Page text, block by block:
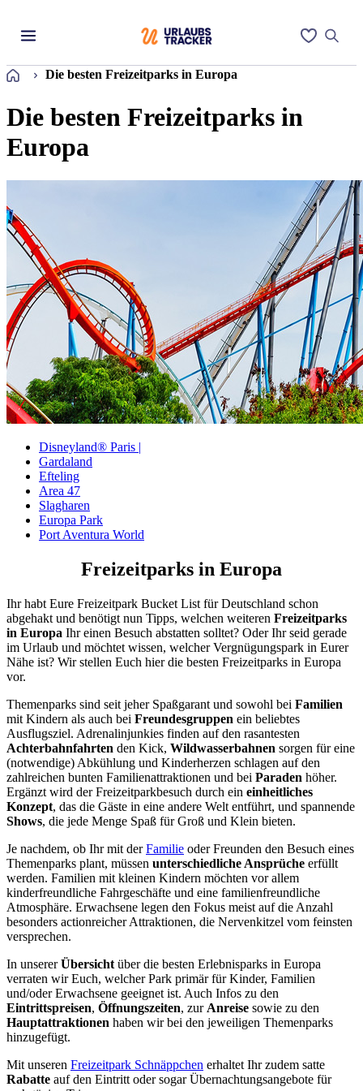
Startseite
Die besten Freizeitparks in Europa
Die besten Freizeitparks in
Europa
Disneyland® Paris |
Gardaland
Efteling
Area 47
Slagharen
Europa Park
Port Aventura World
Freizeitparks in Europa
Ihr habt Eure Freizeitpark Bucket List für Deutschland schon
abgehakt und benötigt nun Tipps, welchen weiteren Freizeitparks
in Europa Ihr einen Besuch abstatten solltet? Oder Ihr seid gerade
im Urlaub und möchtet wissen, welcher Vergnügungspark in Eurer
Nähe ist? Wir stellen Euch hier die besten Freizeitparks in Europa
vor.
Themenparks sind seit jeher Spaßgarant und sowohl bei Familien
mit Kindern als auch bei Freundesgruppen ein beliebtes
Ausflugsziel. Adrenalinjunkies finden auf den rasantesten
Achterbahnfahrten den Kick, Wildwasserbahnen sorgen für eine
(notwendige) Abkühlung und Kinderherzen schlagen auf den
zahlreichen bunten Familienattraktionen und bei Paraden höher.
Ergänzt wird der Freizeitparkbesuch durch ein einheitliches
Konzept, das die Gäste in eine andere Welt entführt, und spannende
Shows, die jede Menge Spaß für Groß und Klein bieten.
Je nachdem, ob Ihr mit derFamilie oder Freunden den Besuch eines
Themenparks plant, müssen unterschiedliche Ansprüche erfüllt
werden. Familien mit kleinen Kindern möchten vor allem
kinderfreundliche Fahrgeschäfte und eine familienfreundliche
Atmosphäre. Erwachsene legen den Fokus meist auf die Anzahl
besonders actionreicher Attraktionen, die Nervenkitzel vom feinsten
versprechen.
In unsererÜbersicht über die besten Erlebnisparks in Europa
verraten wir Euch, welcher Park primär für Kinder, Familien
und/oder Erwachsene geeignet ist. Auch Infos zu den
Eintrittspreisen, Öffnungszeiten, zur Anreise sowie zu den
Hauptattraktionen haben wir bei den jeweiligen Themenparks
hinzugefügt.
Mit unseren Freizeitpark Schnäppchen erhaltet Ihr zudem satte
Rabatte auf den Eintritt oder sogar Übernachtungsangebote für